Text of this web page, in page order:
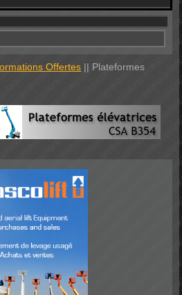
Offertes || Plateformes